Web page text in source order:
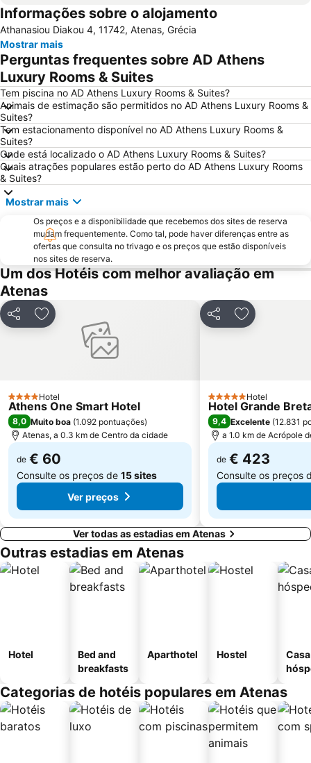
Parthenon
Lavrio Port
Psirri
Kallithea
Megaron - Athens International Conference Centre
Christmas at Syntagma Square
War Museum
Praia Astir
Odeon de Herodes Ático
Templo de Zeus Olímpico
Areios Pagos
Omonia
Avlaki
Templo de Poseidon
Eretria
OAKA Olympic Stadium
Rafina Port
Museu da Acrópole
Neo Iraklio Attikis
Temple of Rome and Augustus
Square of Kolonaki
Egaleo
Agia Paraskevi
Metropolitan EXPO
Lefkandi
Platia Mitropoleos
Athens University
Exarchion square
Museu Nacional de Arqueologia
Informações sobre o alojamento
Athanasiou Diakou 4, 11742, Atenas, Grécia
Mostrar mais
Perguntas frequentes sobre AD Athens
Luxury Rooms & Suites
Tem piscina no AD Athens Luxury Rooms & Suites?
Animais de estimação são permitidos no AD Athens Luxury Rooms &
Suites?
Tem estacionamento disponível no AD Athens Luxury Rooms &
Suites?
Onde está localizado o AD Athens Luxury Rooms & Suites?
Quais atrações populares estão perto do AD Athens Luxury Rooms
& Suites?
Mostrar mais
Os preços e a disponibilidade que recebemos dos sites de reserva
mudam frequentemente. Como tal, pode haver diferenças entre as
ofertas que consulta no trivago e os preços que estão disponíveis
nos sites de reserva.
Um dos Hotéis com melhor avaliação em
Atenas
PartilharAdicionar aos favoritos
4 Estrelas
Hotel
Athens One Smart Hotel
8,0 Muito boa (1.092 pontuações)
Atenas, a 0.3 km de Centro da cidade
de € 60
Consulte os preços de 15 sites
Ver preços
PartilharAdicionar
5 EstrelasHotel
Hotel Grande
9,4 Excelente (12.831
a 1.0 km de Acrópole
de € 423
Consulte os preços
Ver todas as estadias em Atenas
Outras estadias em Atenas
Hotel
Bed and
breakfasts
Aparthotel Hostel
Categorias de hotéis populares em Atenas